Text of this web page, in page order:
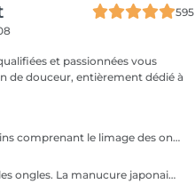
595
et passionnées vous
de douceur, entièrement dédié à
La manucure est un soin des mains comprenant le limage des ongles, la pousse et la coupe des cuticules, gommage, massage avec crème de soin et application d'un vernis transparent si désiré.
Soin des mains détoxifiant pour les ongles. La manucure japonaise consiste à polir et nettoyer les ongles en profondeur pour ensuite les nourrir avec une pâte à base de cire d'abeille qui va oxygéner l'ongle. L'ongle ressort brillant naturellement et pour une durée de 3 semaines. Comprend le limage des ongles, la pousse et la coupe des cuticules, polissage, application de la pâte à base de cire d'abeille et de la poudre fixante, gommage, massage avec crème de soin et application d'un vernis transparent si désiré.